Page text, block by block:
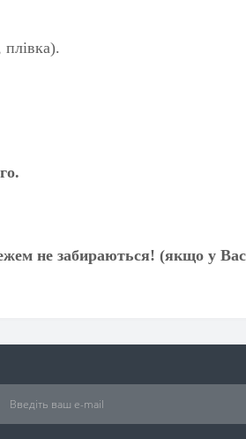
не забираються! (якщо у